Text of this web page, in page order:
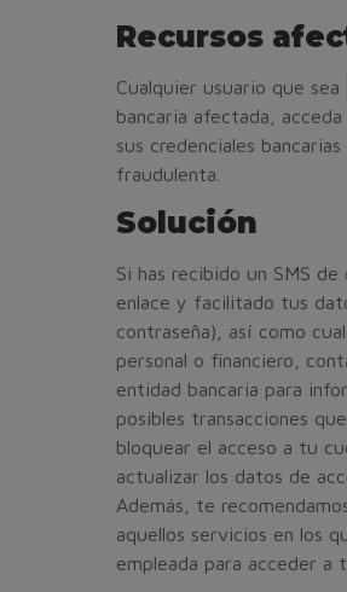
Recursos
Cualquier usuario que sea
bancaria afectada,
sus credenciales
fraudulenta.
Solución
Si has recibido un SMS
enlace y facilitado tus
contraseña), así como
personal o financiero,
entidad bancaria para
posibles transacciones
bloquear el acceso a tu
actualizar los datos de
Además, te
aquellos servicios en los
empleada para acceder a